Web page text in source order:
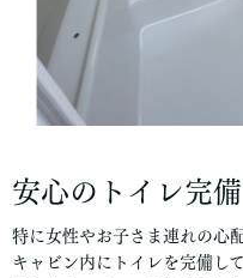
安心のトイレ完備
特に女性やお子さま連れの心
キャビン内にトイレを完備して